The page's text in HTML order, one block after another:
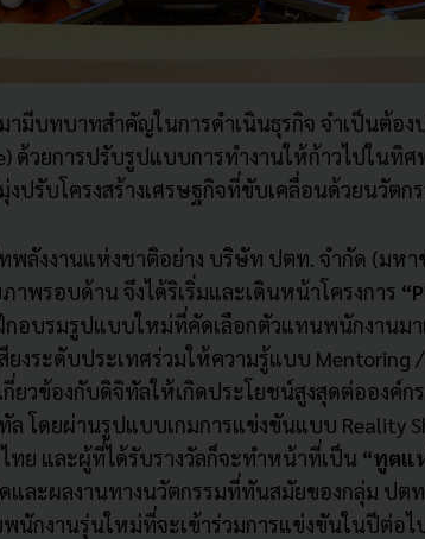
ามีบทบาทสำคัญในการดำเนินธุรกิจ จำเป็นต้อ
) ด้วยการปรับรูปแบบการทำงานให้ก้าวไปในทิ
งปรับโครงสร้างเศรษฐกิจที่ขับเคลื่อนด้วยนวัตก
พลังงานแห่งชาติอย่าง บริษัท ปตท. จำกัด (มห
าพรอบด้าน จึงได้ริเริ่มและเดินหน้าโครงการ “
กอบรมรูปแบบใหม่ที่คัดเลือกตัวแทนพนักงานมา
ยงระดับประเทศร่วมให้ความรู้แบบ Mentoring /
ยวข้องกับดิจิทัลให้เกิดประโยชน์สูงสุดต่อองค์ก
โดยผ่านรูปแบบเกมการแข่งขันแบบ Reality
ทย และผู้ที่ได้รับรางวัลก็จะทำหน้าที่เป็น “ทูตแ
และผลงานทางนวัตกรรมที่ทันสมัยของกลุ่ม ปต
นักงานรุ่นใหม่ที่จะเข้าร่วมการแข่งขันในปีต่อไ